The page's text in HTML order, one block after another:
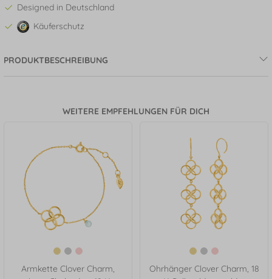
Designed in Deutschland
Käuferschutz
PRODUKTBESCHREIBUNG
WEITERE EMPFEHLUNGEN FÜR DICH
Armkette Clover Charm,
Ohrhänger Clover Charm, 18